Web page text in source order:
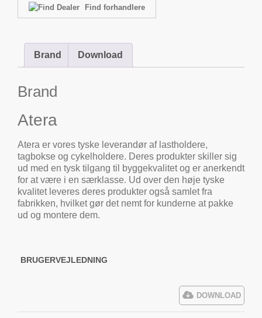
Find forhandlere
Brand Download
Brand
Atera
Atera er vores tyske leverandør af lastholdere,
tagbokse og cykelholdere. Deres produkter skiller sig
ud med en tysk tilgang til byggekvalitet og er anerkendt
for at være i en særklasse. Ud over den høje tyske
kvalitet leveres deres produkter også samlet fra
fabrikken, hvilket gør det nemt for kunderne at pakke
ud og montere dem.
BRUGERVEJLEDNING
DOWNLOAD